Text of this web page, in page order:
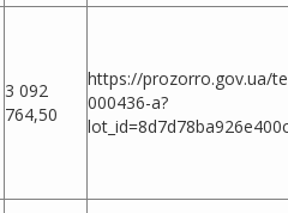
3 092
764,50
https://prozorro.gov.ua/
000436-a?